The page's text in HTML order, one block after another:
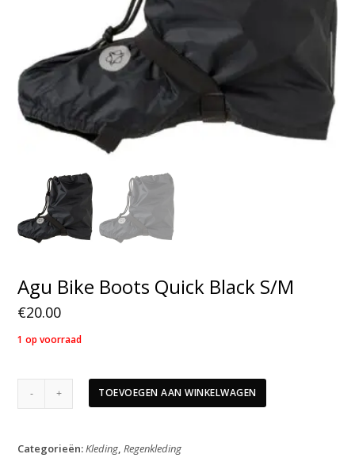
Agu Bike Boots Quick Black S/M
€20.00
1 op voorraad
Black
TOEVOEGEN AAN WINKELWAGEN
Categorieën:Kleding,Regenkleding